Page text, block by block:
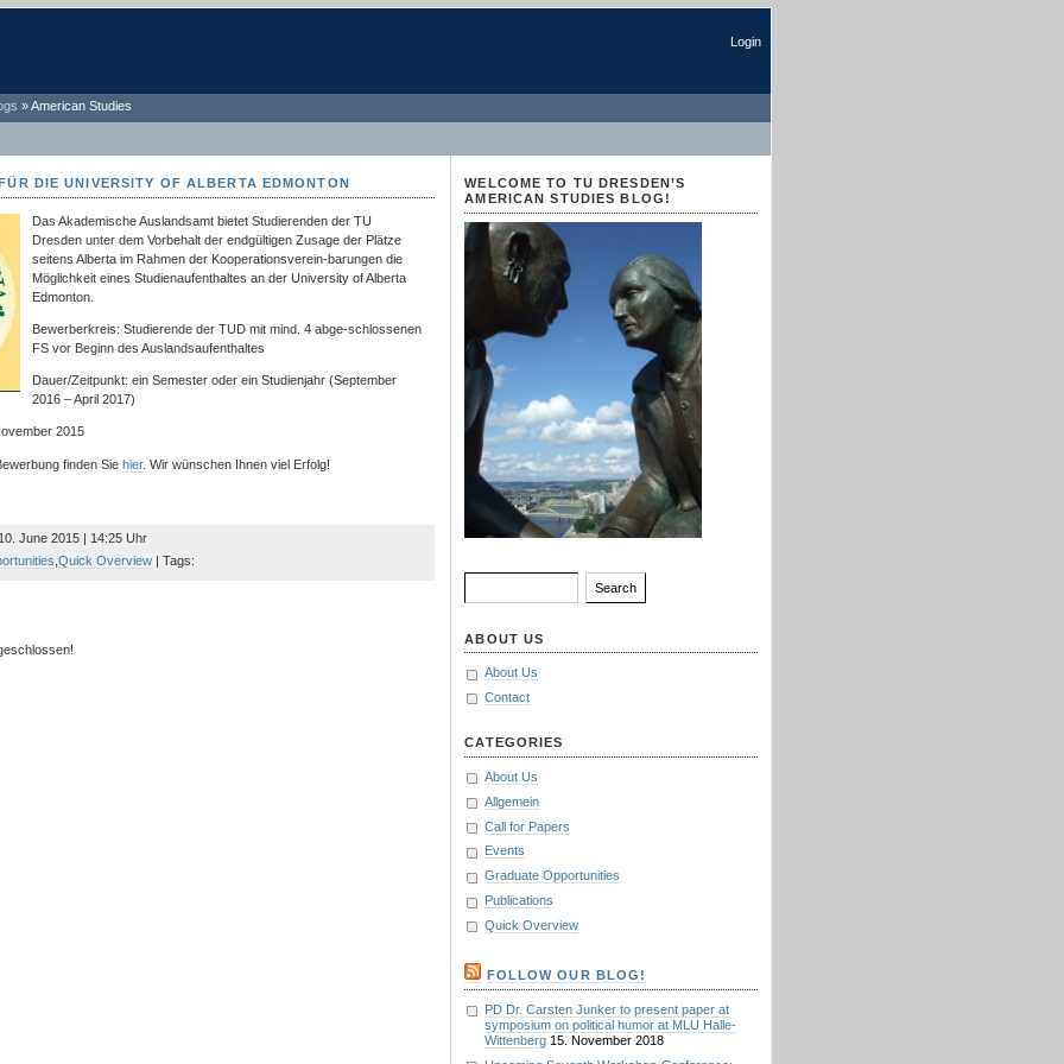
Login
»American Studies
WELCOME TO TU DRESDEN’S
AMERICAN STUDIES BLOG!
Search
ABOUT US
About Us
Contact
CATEGORIES
About Us
Allgemein
Call for Papers
Events
Graduate Opportunities
Publications
Quick Overview
FOLLOW OUR BLOG!
PD Dr. Carsten Junker to present paper at
symposium on political humor at MLU Halle-
Wittenberg 15. November 2018
DIE UNIVERSITY OF ALBERTA EDMONTON
Das Akademische Auslandsamt bietet Studierenden der TU
Dresden unter dem Vorbehalt der endgültigen Zusage der Plätze
seitens Alberta im Rahmen der Kooperationsverein-barungen die
Möglichkeit eines Studienaufenthaltes an der University of Alberta
Edmonton.
Bewerberkreis: Studierende der TUD mit mind. 4 abge-schlossenen
FS vor Beginn des Auslandsaufenthaltes
Dauer/Zeitpunkt: ein Semester oder ein Studienjahr (September
2016 – April 2017)
2015
finden Sie hier. Wir wünschen Ihnen viel Erfolg!
June 2015 | 14:25 Uhr
,Quick Overview | Tags: